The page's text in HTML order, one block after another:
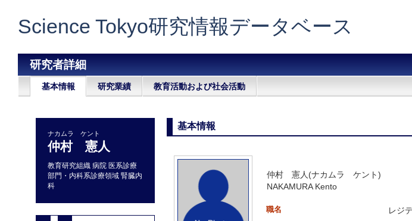
Science Tokyo研究情報データベース
研究者詳細
基本情報 研究業績 教育活動および社会活動
ナカムラ ケント
仲村 憲人
教育研究組織 病院 医系診療
部門・内科系診療領域 腎臓内
科
基本情報
仲村 憲人(ナカムラ ケント)
NAKAMURA Kento
職名 レジ